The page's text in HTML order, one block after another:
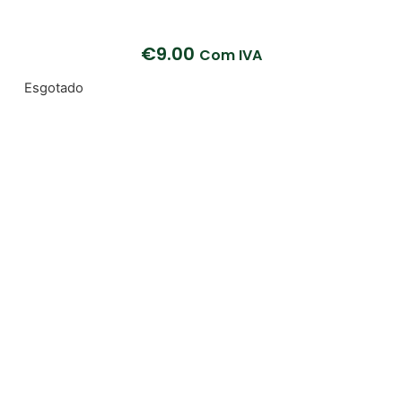
€9.00 Com IVA
Esgotado